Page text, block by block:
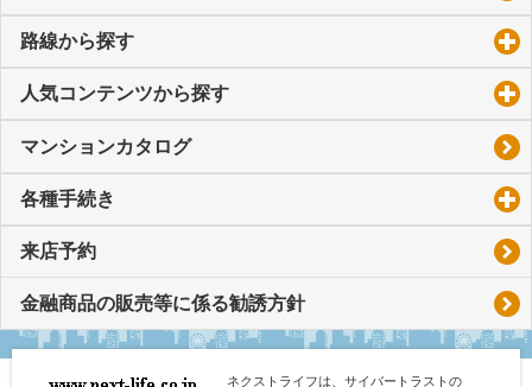
路線から探す
人気コンテンツから探す
マンションカタログ
各種手続き
来店予約
金融商品の販売等に係る勧誘方針
ネクストライフは、サイバートラストの